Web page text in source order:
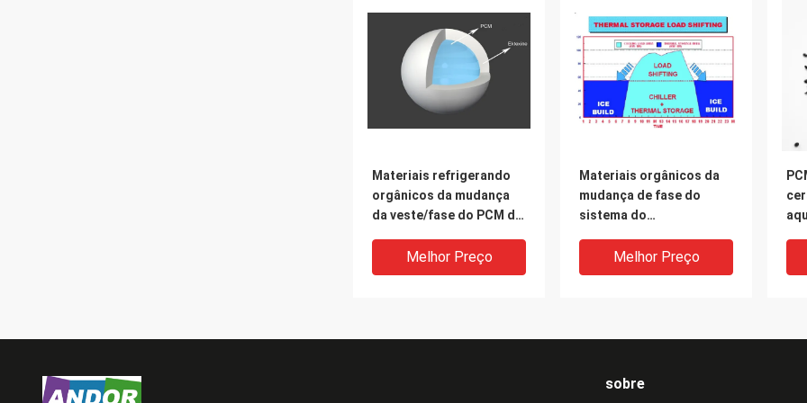
Materiais refrigerando
orgânicos da mudança
da veste/fase do PCM da
mudança de fase
Melhor Preço
Materiais orgânicos da
mudança de fase do
sistema do
energia do
condicionador de ar
Melhor Preço
de
sobre